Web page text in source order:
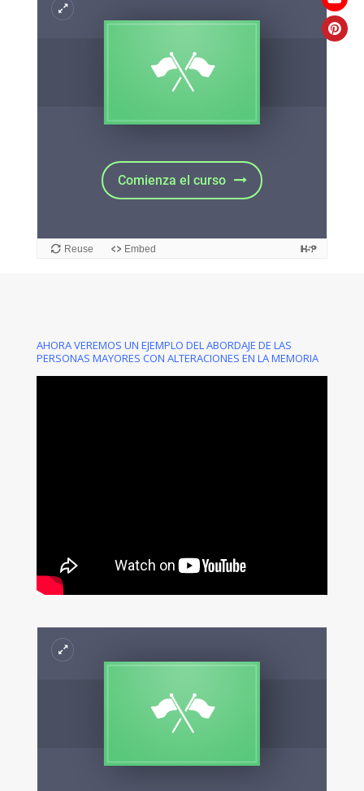
AHORA VEREMOS UN EJEMPLO DEL ABORDAJE DE LAS
PERSONAS MAYORES CON ALTERACIONES EN LA MEMORIA